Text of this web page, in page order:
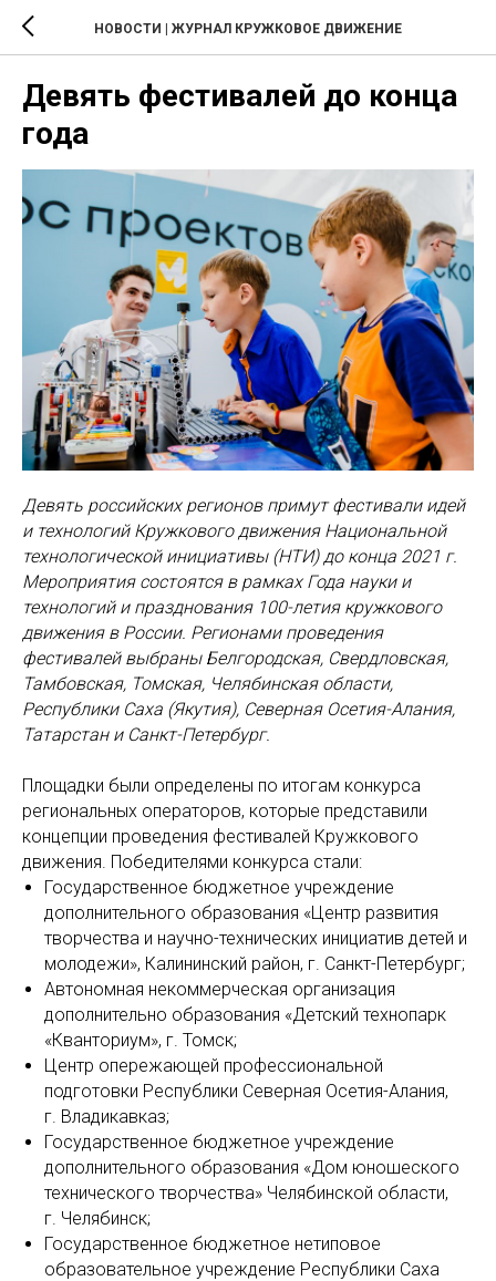
НОВОСТИ | ЖУРНАЛ КРУЖКОВОЕ ДВИЖЕНИЕ
Девять фестивалей до конца
года
Девять российских регионов примут фестивали идей
и технологий Кружкового движения Национальной
технологической инициативы (НТИ) до конца 2021 г.
Мероприятия состоятся в рамках Года науки и
технологий и празднования 100-летия кружкового
движения в России. Регионами проведения
фестивалей выбраны Белгородская, Свердловская,
Тамбовская, Томская, Челябинская области,
Республики Саха (Якутия), Северная Осетия-Алания,
Татарстан и Санкт-Петербург.
Площадки были определены по итогам конкурса
региональных операторов, которые представили
концепции проведения фестивалей Кружкового
движения. Победителями конкурса стали:
Государственное бюджетное учреждение
дополнительного образования «Центр развития
творчества и научно-технических инициатив детей и
молодежи», Калининский район, г. Санкт-Петербург;
Автономная некоммерческая организация
дополнительно образования «Детский технопарк
«Кванториум», г. Томск;
Центр опережающей профессиональной
подготовки Республики Северная Осетия-Алания,
г. Владикавказ;
Государственное бюджетное учреждение
дополнительного образования «Дом юношеского
технического творчества» Челябинской области,
г. Челябинск;
Государственное бюджетное нетиповое
образовательное учреждение Республики Саха